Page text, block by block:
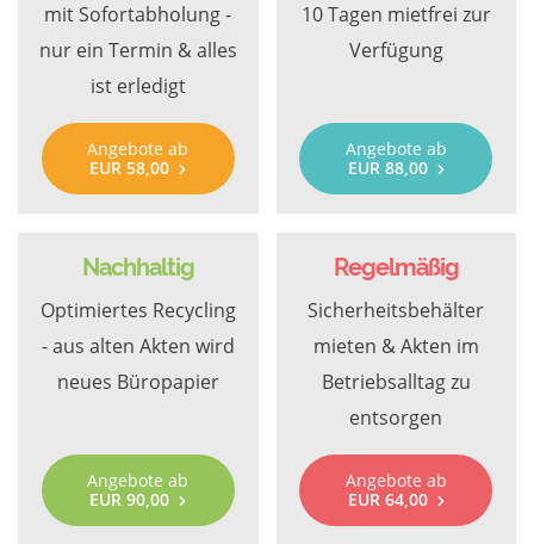
mit Sofortabholung -
nur ein Termin & alles
ist erledigt
Angebote ab
EUR 58,00
10 Tagen mietfrei zur
Verfügung
Angebote ab
EUR 88,00
Nachhaltig
Optimiertes Recycling
- aus alten Akten wird
neues Büropapier
Angebote ab
EUR 90,00
Regelmäßig
Sicherheitsbehälter
mieten & Akten im
Betriebsalltag zu
entsorgen
Angebote ab
EUR 64,00